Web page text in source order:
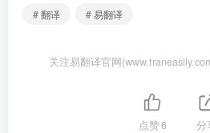
# 翻译
# 易翻译
关注易翻译官网
点赞6 分